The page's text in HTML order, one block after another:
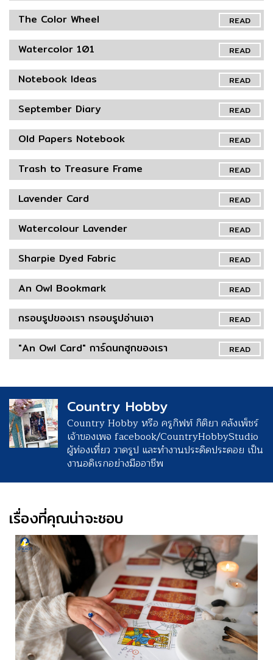
READ
The Color Wheel
READ
Watercolor 101
READ
Notebook Ideas
READ
September Diary
READ
Old Papers Notebook
READ
Trash to Treasure Frame
READ
Lavender Card
READ
Watercolour Lavender
READ
Sharpie Dyed Fabric
READ
An Owl Bookmark
READ
กรอบรูปของเรา กรอบรูปอ่านเอา
READ
"An Owl Card" การ์ดนกฮูกของเรา
Country Hobby
Country Hobby หรือ ครูกิฟท์ กิติยา คลังเพ็ชร์
เจ้าของเพจ facebook/CountryHobbyStudio
ผู้ท่องเที่ยว วาดรูป และทำงานประดิดประดอย เป็น
งานอดิเรกอย่างมืออาชีพ
เรื่องที่คุณน่าจะชอบ